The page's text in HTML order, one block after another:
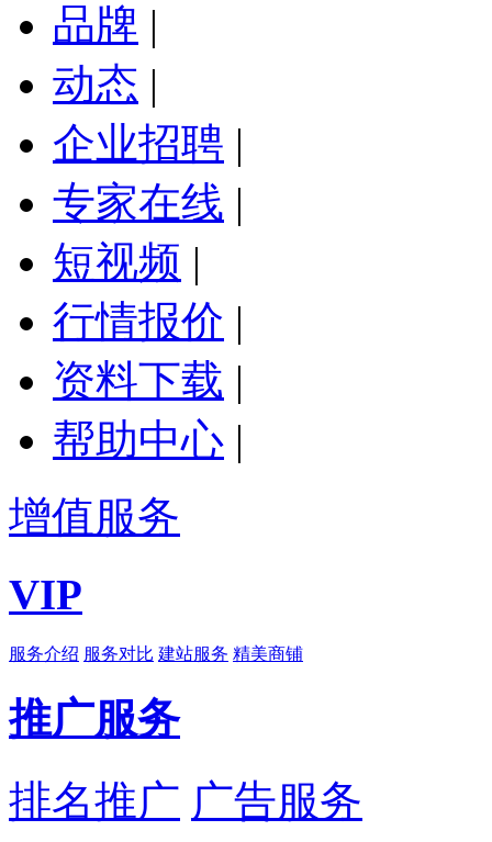
品牌 |
动态 |
企业招聘 |
专家在线 |
短视频 |
行情报价 |
资料下载 |
帮助中心 |
增值服务
VIP
服务介绍 服务对比 建站服务 精美商铺
推广服务
排名推广 广告服务